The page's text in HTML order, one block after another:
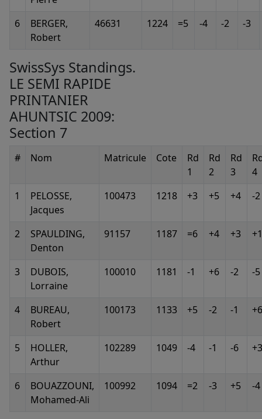
6
BERGER,
Robert
46631 1224 =5 -4 -2 -3
SwissSys Standings.
LE SEMI RAPIDE
PRINTANIER
AHUNTSIC 2009:
Section 7
# Nom Matricule Cote
Rd
1
Rd
2
Rd
3
4
1
PELOSSE,
Jacques
100473 1218 +3 +5 +4 -2
2
SPAULDING,
Denton
91157 1187 =6 +4 +3 +1
3
DUBOIS,
Lorraine
100010 1181 -1 +6 -2 -5
4
BUREAU,
Robert
100173 1133 +5 -2 -1 +6
5
HOLLER,
Arthur
102289 1049 -4 -1 -6 +3
6
BOUAZZOUNI,
Mohamed-Ali
100992 1094 =2 -3 +5 -4